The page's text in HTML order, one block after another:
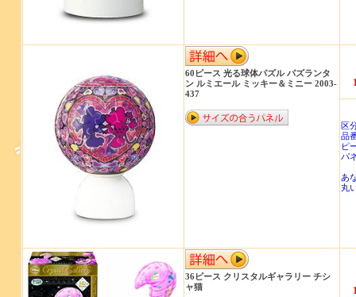
60ピース 光る球体パズル パズランタ
ン ルミエール ミッキー＆ミニー 2003-
437
区
品
ピ
パ
あ
丸
36ピース クリスタルギャラリー チシ
ャ猫